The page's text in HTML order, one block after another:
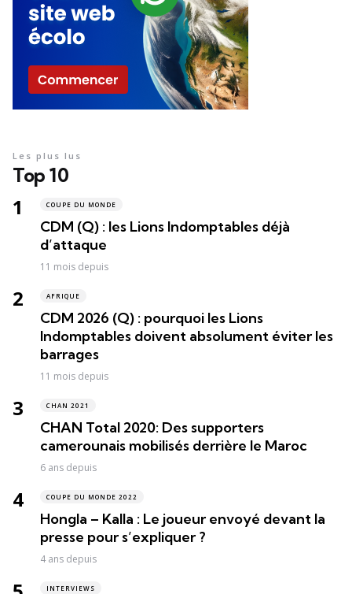
Top 10
Les plus lus
COUPE DU MONDE
CDM (Q) : les Lions Indomptables déjà
d’attaque
11 mois depuis
AFRIQUE
CDM 2026 (Q) : pourquoi les Lions
Indomptables doivent absolument éviter les
barrages
11 mois depuis
CHAN 2021
CHAN Total 2020: Des supporters
camerounais mobilisés derrière le Maroc
6 ans depuis
COUPE DU MONDE 2022
Hongla – Kalla : Le joueur envoyé devant la
presse pour s’expliquer ?
4 ans depuis
INTERVIEWS